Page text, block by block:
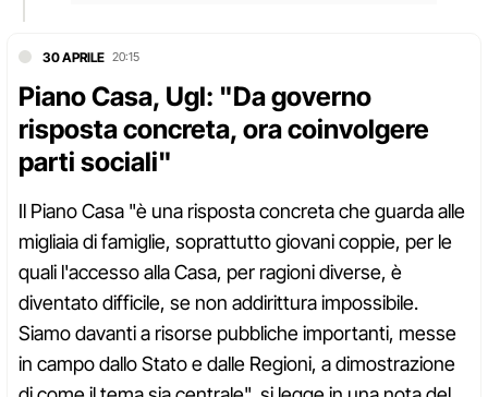
30 APRILE 20:15
Piano Casa, Ugl: "Da governo
risposta concreta, ora coinvolgere
parti sociali"
Il Piano Casa "è una risposta concreta che guarda alle
migliaia di famiglie, soprattutto giovani coppie, per le
quali l'accesso alla Casa, per ragioni diverse, è
diventato difficile, se non addirittura impossibile.
Siamo davanti a risorse pubbliche importanti, messe
in campo dallo Stato e dalle Regioni, a dimostrazione